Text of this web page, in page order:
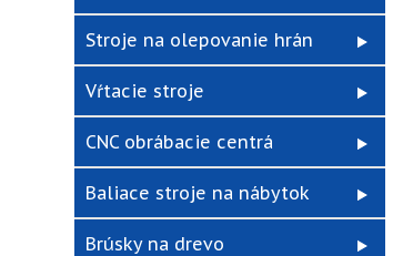
Stroje na olepovanie hrán
Vŕtacie stroje
CNC obrábacie centrá
Baliace stroje na nábytok
Brúsky na drevo